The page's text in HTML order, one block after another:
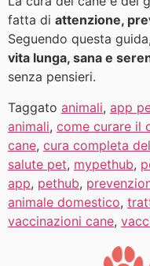
fatta di attenzione,
Seguendo questa
vita lunga, sana e
senza pensieri.
Taggato animali, app
animali, come curare il
cane, cura completa
salute pet, mypethub,
app, pethub,
animale domestico,
vaccinazioni cane,